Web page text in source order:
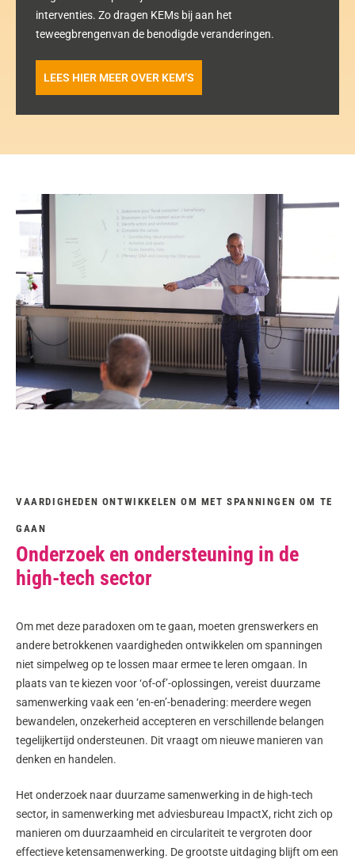
interventies. Zo dragen KEMs bij aan het
teweegbrengenvan de benodigde veranderingen.
LEES HIER MEER OVER KEM’S
VAARDIGHEDEN ONTWIKKELEN OM MET SPANNINGEN OM TE
GAAN
Onderzoek en ondersteuning in de
high-tech sector
Om met deze paradoxen om te gaan, moeten grenswerkers en
andere betrokkenen vaardigheden ontwikkelen om spanningen
niet simpelweg op te lossen maar ermee te leren omgaan. In
plaats van te kiezen voor ‘of-of’-oplossingen, vereist duurzame
samenwerking vaak een ‘en-en’-benadering: meerdere wegen
bewandelen, onzekerheid accepteren en verschillende belangen
tegelijkertijd ondersteunen. Dit vraagt om nieuwe manieren van
denken en handelen.
Het onderzoek naar duurzame samenwerking in de high-tech
sector, in samenwerking met adviesbureau ImpactX, richt zich op
manieren om duurzaamheid en circulariteit te vergroten door
effectieve ketensamenwerking. De grootste uitdaging blijft om een